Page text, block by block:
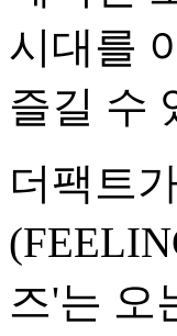
시대를
즐길 수
더팩트
즈'는 오